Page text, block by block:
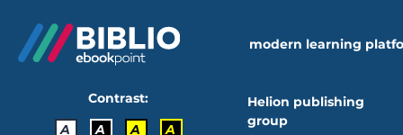
modern learning
Contrast:
A
A A A
Helion publishing
group